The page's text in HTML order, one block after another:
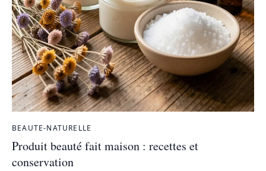
BEAUTE-NATURELLE
Produit beauté fait maison : recettes et
conservation